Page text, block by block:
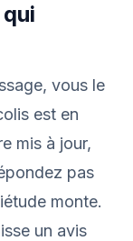
vous le
est en
mis à jour,
pas
monte.
un avis